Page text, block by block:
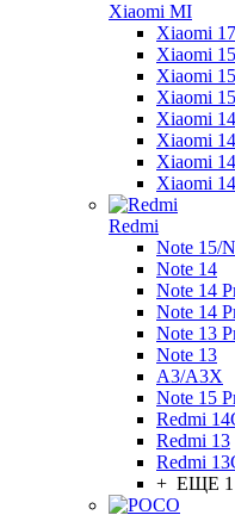
Xiaomi MI
Xiaomi
Xiaomi
Xiaomi
Xiaomi 15
Xiaomi
Xiaomi
Xiaomi
Xiaomi 14
Redmi
Note 15/
Note 14
Note 14
Note 14
Note 13
Note 13
A3/A3X
Note 15
Redmi
Redmi 13
Redmi
+ ЕЩЕ 1